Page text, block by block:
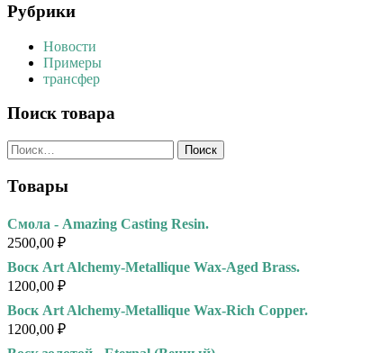
Рубрики
Новости
Примеры
трансфер
Поиск товара
Найти:
Товары
Смола - Amazing Casting Resin.
2500,00 ₽
Воск Art Alchemy-Metallique Wax-Aged Brass.
1200,00 ₽
Воск Art Alchemy-Metallique Wax-Rich Copper.
1200,00 ₽